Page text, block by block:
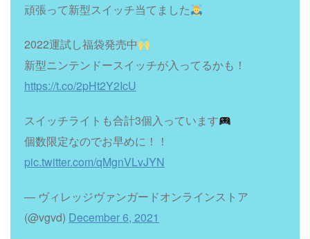
頑張って新型スイッチ当てました
2022運試し福袋発売中
新型ニンテンドースイッチが入ってるかも！
https://t.co/2pHt2Y2IcU
スイッチライトも合計3個入っています
個数限定なのでお早めに！！
pic.twitter.com/qMgnVLvJYN
— ヴィレッジヴァンガードオンラインストア
(@vgvd) December 6, 2021